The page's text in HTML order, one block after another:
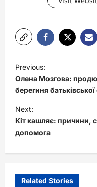
P
o
s
t
n
a
v
Previous:
Олена Мозгова:
берегиня
Next:
Кіт кашляє: причини,
допомога
Related Stories